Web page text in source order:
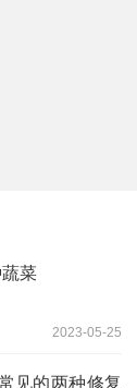
菜
2023-05-25
见的两种修复